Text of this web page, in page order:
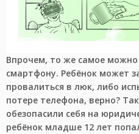
Впрочем, то же самое
смартфону. Ребёнок может
провалиться в люк, либо
потере телефона, верно?
обезопасили себя на
ребёнок младше 12 лет